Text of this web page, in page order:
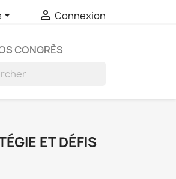
  Connexion
CONGRÈS
ET DÉFIS